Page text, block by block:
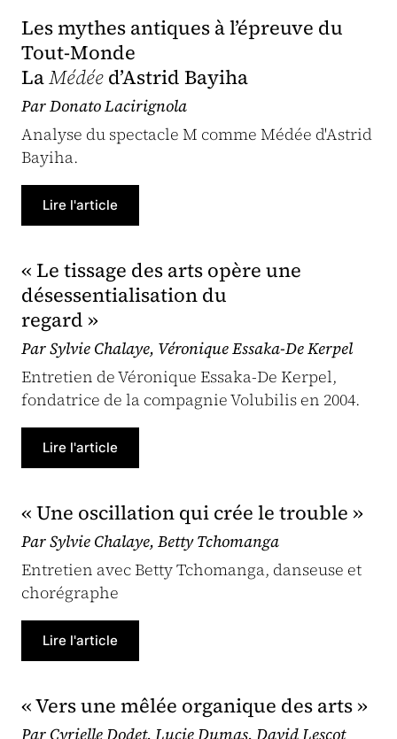
Les mythes antiques à l’épreuve du
Tout-Monde
LaMédée d’Astrid Bayiha
Par Donato Lacirignola
Analyse du spectacle M comme Médée d'Astrid
Bayiha.
Lire l'article
« Le tissage des arts opère une
désessentialisation du
regard »
Par Sylvie Chalaye, Véronique Essaka-De Kerpel
Entretien de Véronique Essaka-De Kerpel,
fondatrice de la compagnie Volubilis en 2004.
Lire l'article
« Une oscillation qui crée le trouble »
Par Sylvie Chalaye, Betty Tchomanga
Entretien avec Betty Tchomanga, danseuse et
chorégraphe
Lire l'article
« Vers une mêlée organique des arts »
Par Cyrielle Dodet, Lucie Dumas, David Lescot